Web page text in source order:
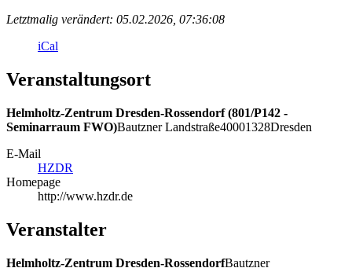
Letztmalig verändert: 05.02.2026, 07:36:08
iCal
Veranstaltungsort
Helmholtz-Zentrum Dresden-Rossendorf (801/P142 -
Seminarraum FWO)Bautzner Landstraße40001328Dresden
E-Mail
HZDR
Homepage
http://www.hzdr.de
Veranstalter
Helmholtz-Zentrum Dresden-RossendorfBautzner